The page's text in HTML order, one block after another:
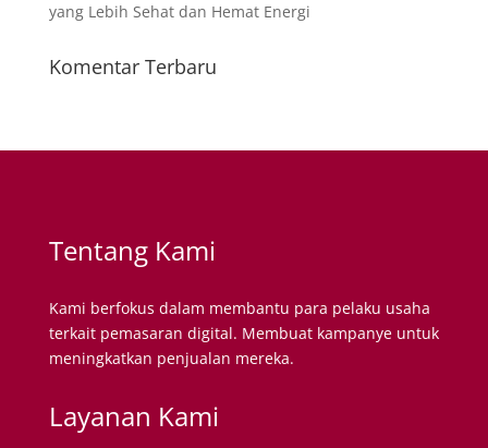
yang Lebih Sehat dan Hemat Energi
Komentar Terbaru
Tentang Kami
Kami berfokus dalam membantu para pelaku usaha
terkait pemasaran digital. Membuat kampanye untuk
meningkatkan penjualan mereka.
Layanan Kami